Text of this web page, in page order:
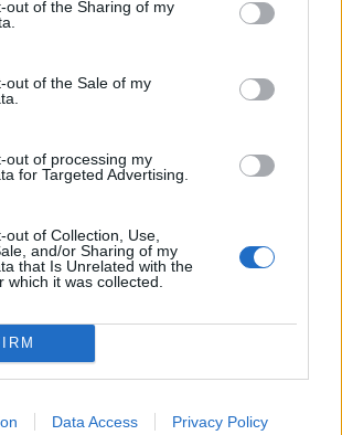
out of the Sharing of my
out of the Sale of my
out of processing my
for Targeted Advertising.
out of Collection, Use,
and/or Sharing of my
that Is Unrelated with the
which it was collected.
Data Access Privacy Policy
έφερνε πιο κοντά» – «Βροχή»
2023
πατέρα για τα τρυφερά μηνύματα
τη Ρούλα Πισπιρίγκου
δύο αδέλφια και